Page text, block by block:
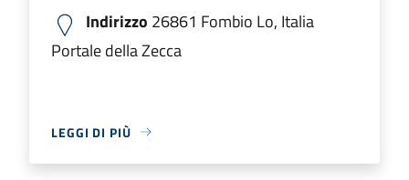
Indirizzo 26861 Fombio Lo, Italia
Portale della Zecca
LEGGI DI PIÙ